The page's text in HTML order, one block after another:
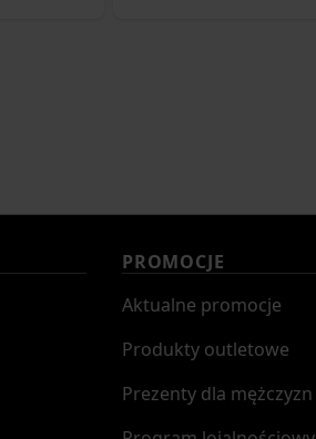
PROMOCJE
Aktualne promocje
Produkty outletowe
Prezenty dla mężczyzn